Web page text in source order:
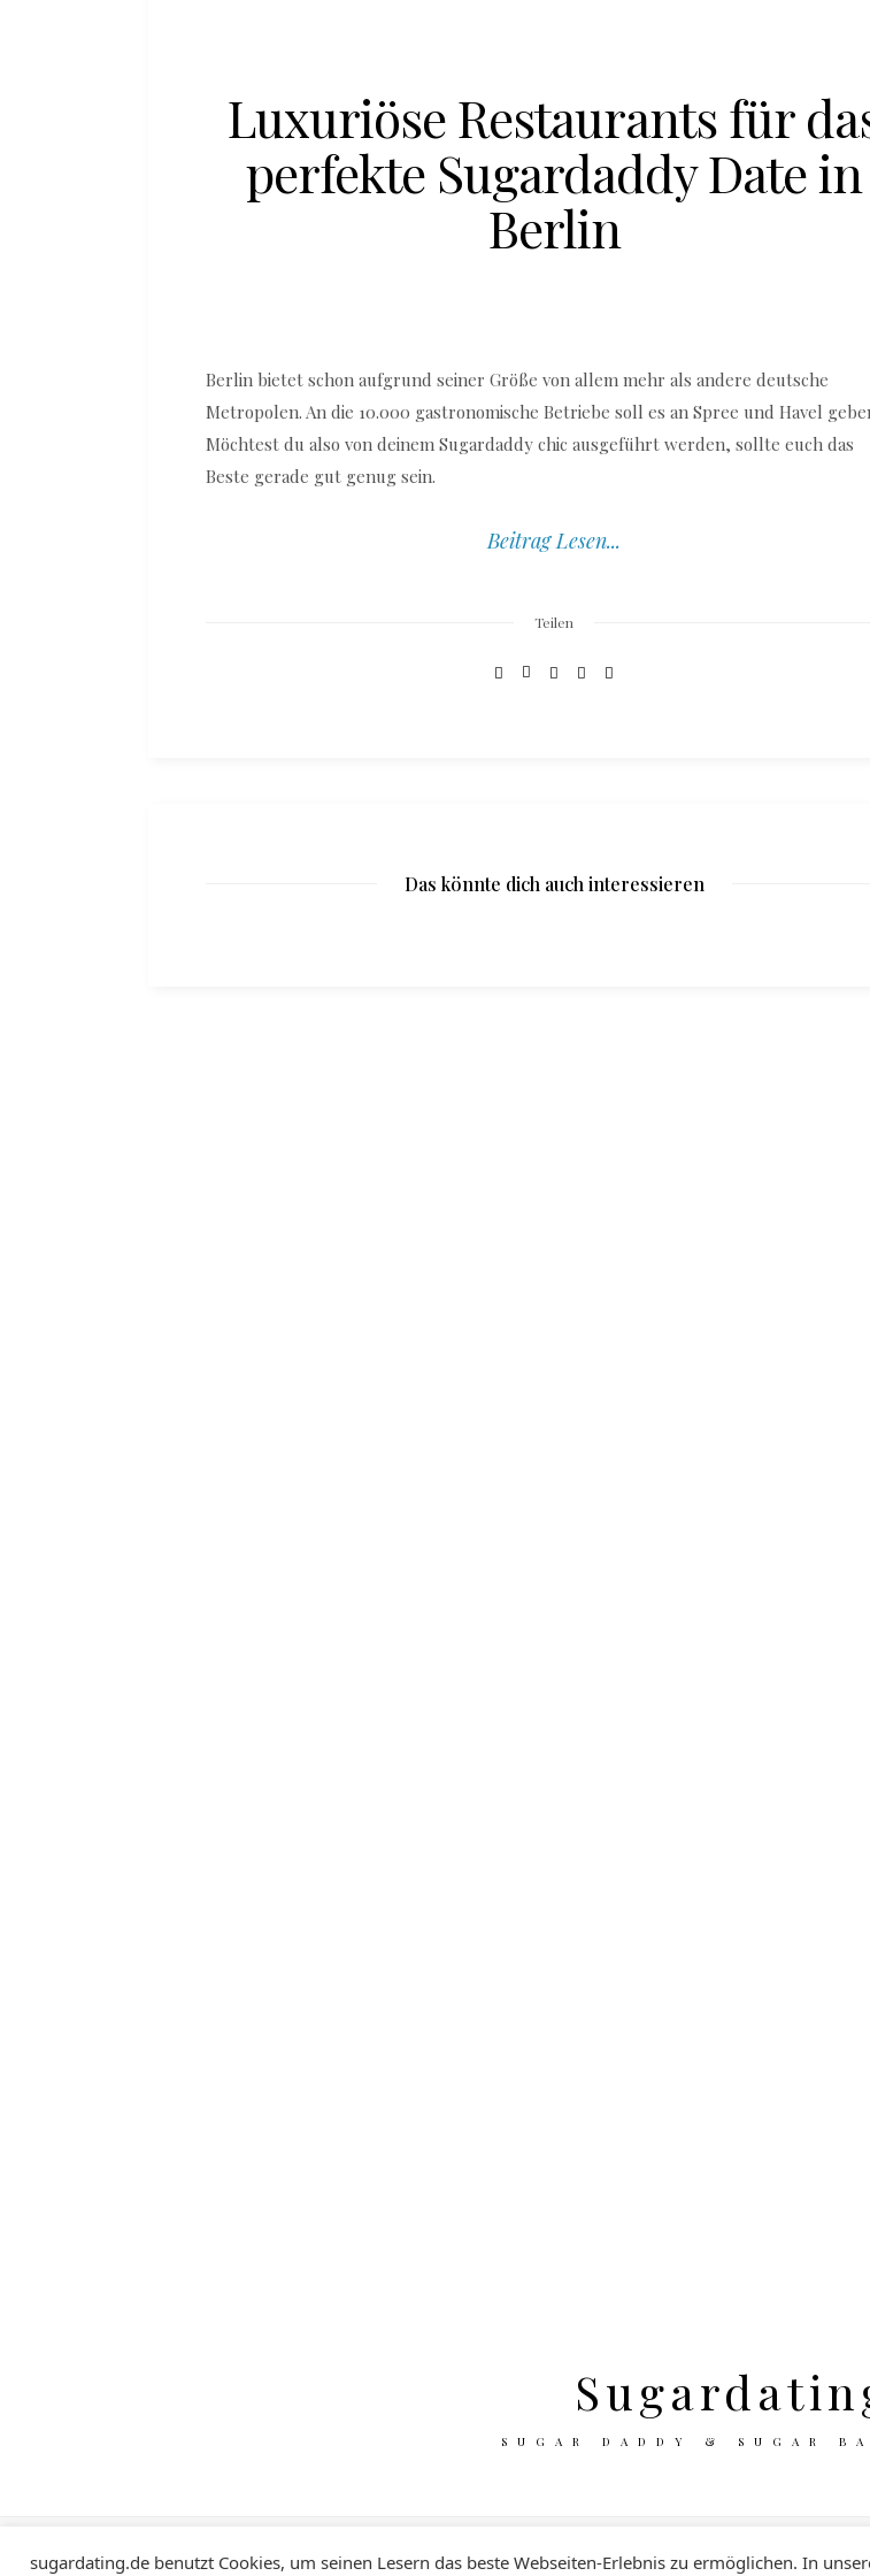
Luxuriöse Restaurants für
perfekte Sugardaddy Date in
Berlin
Berlin bietet schon aufgrund seiner Größe von allem mehr als andere deutsche
Metropolen. An die 10.000 gastronomische Betriebe soll es an Spree und Havel
Möchtest du also von deinem Sugardaddy chic ausgeführt werden, sollte euch das
Beste gerade gut genug sein.
Beitrag Lesen...
Teilen
Das könnte dich auch interessieren
SUGAR DADDY & SUGAR
Impressum Datenschutzerklärung
sugardating.de benutzt Cookies, um seinen Lesern das beste Webseiten-Erlebnis zu ermöglichen. In